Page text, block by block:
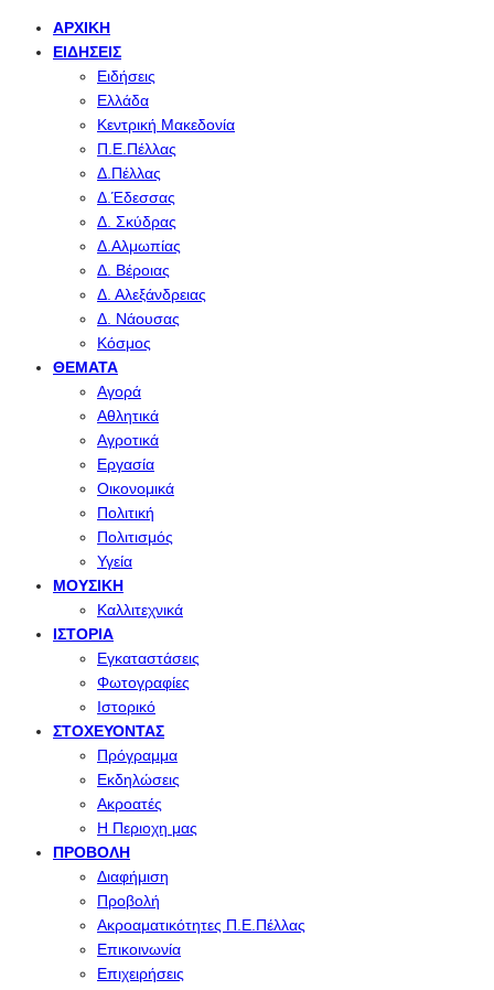
ΑΡΧΙΚΉ
ΕΙΔΉΣΕΙΣ
Ειδήσεις
Ελλάδα
Κεντρική Μακεδονία
Π.Ε.Πέλλας
Δ.Πέλλας
Δ.Έδεσσας
Δ. Σκύδρας
Δ.Αλμωπίας
Δ. Βέροιας
Δ. Αλεξάνδρειας
Δ. Νάουσας
Κόσμος
ΘΈΜΑΤΑ
Αγορά
Αθλητικά
Αγροτικά
Εργασία
Οικονομικά
Πολιτική
Πολιτισμός
Υγεία
ΜΟΥΣΙΚΉ
Καλλιτεχνικά
ΙΣΤΟΡΊΑ
Εγκαταστάσεις
Φωτογραφίες
Ιστορικό
ΣΤΟΧΕΎΟΝΤΑΣ
Πρόγραμμα
Εκδηλώσεις
Ακροατές
Η Περιοχη μας
ΠΡΟΒΟΛΉ
Διαφήμιση
Προβολή
Ακροαματικότητες Π.Ε.Πέλλας
Επικοινωνία
Επιχειρήσεις